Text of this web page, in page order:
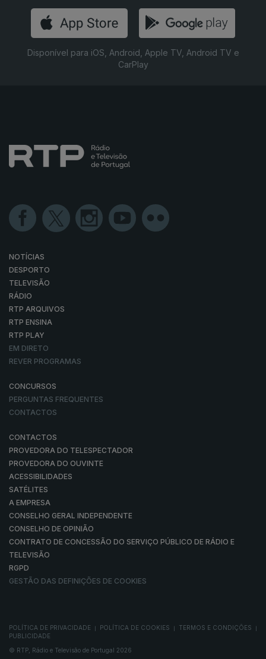
Disponível para iOS, Android, Apple TV, Android TV e
CarPlay
NOTÍCIAS
DESPORTO
TELEVISÃO
RÁDIO
RTP ARQUIVOS
RTP ENSINA
RTP PLAY
EM DIRETO
REVER PROGRAMAS
CONCURSOS
PERGUNTAS FREQUENTES
CONTACTOS
CONTACTOS
PROVEDORA DO TELESPECTADOR
PROVEDORA DO OUVINTE
ACESSIBILIDADES
SATÉLITES
A EMPRESA
CONSELHO GERAL INDEPENDENTE
CONSELHO DE OPINIÃO
CONTRATO DE CONCESSÃO DO SERVIÇO PÚBLICO DE RÁDIO E
TELEVISÃO
RGPD
GESTÃO DAS DEFINIÇÕES DE COOKIES
POLÍTICA DE PRIVACIDADE POLÍTICA DE COOKIES TERMOS E CONDIÇÕES
PUBLICIDADE
© RTP, Rádio e Televisão de Portugal 2026